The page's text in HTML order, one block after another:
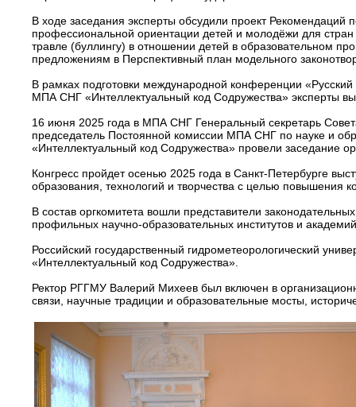
В ходе заседания эксперты обсудили проект
профессиональной ориентации детей и молодёжи для
травле (буллингу) в отношении детей в образовательном
предложениям в Перспективный план модельного
В рамках подготовки международной конференции
МПА СНГ «Интеллектуальный код Содружества» эксперты
16 июня 2025 года в МПА СНГ Генеральный секретарь
председатель Постоянной комиссии МПА СНГ по науке и
«Интеллектуальный код Содружества» провели заседание
Конгресс пройдет осенью 2025 года в Санкт-Петербурге
образования, технологий и творчества с целью повышения
В состав оргкомитета вошли представители
профильных научно-образовательных институтов и
Российский государственный гидрометеорологический
«Интеллектуальный код Содружества».
Ректор РГГМУ Валерий Михеев был включен в
связи, научные традиции и образовательные мосты,